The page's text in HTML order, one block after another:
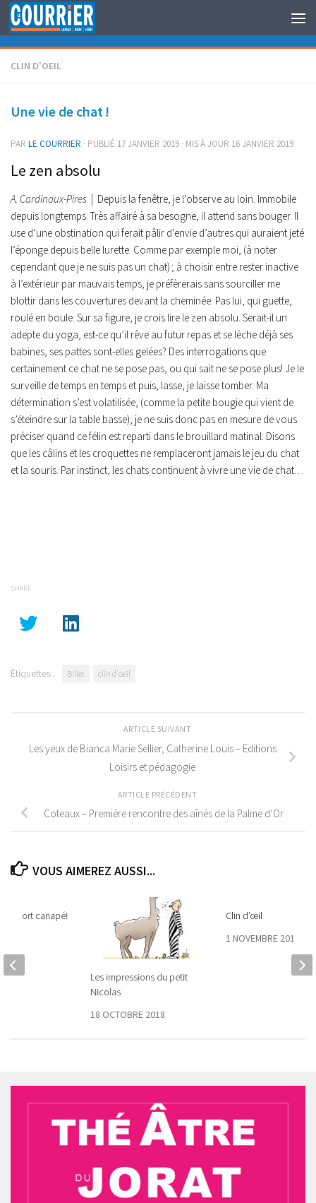
Au dessous du contenu
CLIN D'OEIL
Une vie de chat !
PAR LE COURRIER · PUBLIÉ 17 JANVIER 2019 · MIS À JOUR 16 JANVIER 2019
Le zen absolu
A. Cardinaux-Pires | Depuis la fenêtre, je l’observe au loin. Immobile
depuis longtemps. Très affairé à sa besogne, il attend sans bouger. Il
use d’une obstination qui ferait pâlir d’envie d’autres qui auraient jeté
l’éponge depuis belle lurette. Comme par exemple moi, (à noter
cependant que je ne suis pas un chat) ; à choisir entre rester inactive
à l’extérieur par mauvais temps, je préfèrerais sans sourciller me
blottir dans les couvertures devant la cheminée. Pas lui, qui guette,
roulé en boule. Sur sa figure, je crois lire le zen absolu. Serait-il un
adepte du yoga, est-ce qu’il rêve au futur repas et se lèche déjà ses
babines, ses pattes sont-elles gelées? Des interrogations que
certainement ce chat ne se pose pas, ou qui sait ne se pose plus! Je le
surveille de temps en temps et puis, lasse, je laisse tomber. Ma
détermination s’est volatilisée, (comme la petite bougie qui vient de
s’éteindre sur la table basse); je ne suis donc pas en mesure de vous
préciser quand ce félin est reparti dans le brouillard matinal. Disons
que les câlins et les croquettes ne remplaceront jamais le jeu du chat
et la souris. Par instinct, les chats continuent à vivre une vie de chat…
SHARE
Étiquettes : Billet clin d'oeil
ARTICLE SUIVANT
Les yeux de Bianca Marie Sellier, Catherine Louis – Editions
Loisirs et pédagogie
ARTICLE PRÉCÉDENT
Coteaux – Première rencontre des aînés de la Palme d’Or
VOUS AIMEREZ AUSSI...
Les impressions du petit
Nicolas
18 OCTOBRE 2018
Clin d’œil
1 NOVEMBRE 2018
le sport canapé!